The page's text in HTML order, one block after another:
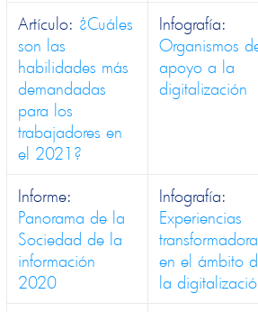
Artículo: ¿Cuáles
son las
habilidades más
demandadas
para los
trabajadores en
el 2021?
Infografía:
Organismos
apoyo a la
digitalización
Informe:
Panorama de la
Sociedad de la
información
2020
Infografía:
Experiencias
en el ámbito
la